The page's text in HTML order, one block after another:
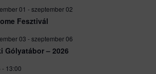
01 -szeptember 02
Fesztivál
03 -szeptember 06
Gólyatábor – 2026
- 13:00